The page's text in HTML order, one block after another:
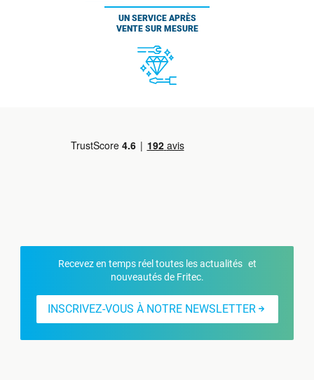
UN SERVICE APRÈS
VENTE SUR MESURE
Recevez en temps réel toutes les actualités et
nouveautés de Fritec.
INSCRIVEZ-VOUS À NOTRE NEWSLETTER